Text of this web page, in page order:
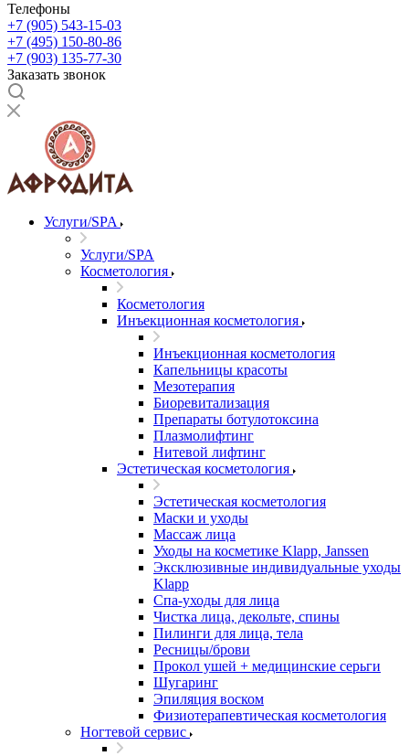
Телефоны
+7 (905) 543-15-03
+7 (495) 150-80-86
+7 (903) 135-77-30
Заказать звонок
Услуги/SPA
Услуги/SPA
Косметология
Косметология
Инъекционная косметология
Инъекционная косметология
Капельницы красоты
Мезотерапия
Биоревитализация
Препараты ботулотоксина
Плазмолифтинг
Нитевой лифтинг
Эстетическая косметология
Эстетическая косметология
Маски и уходы
Массаж лица
Уходы на косметике Klapp, Janssen
Эксклюзивные индивидуальные уходы
Klapp
Спа-уходы для лица
Чистка лица, декольте, спины
Пилинги для лица, тела
Ресницы/брови
Прокол ушей + медицинские серьги
Шугаринг
Эпиляция воском
Физиотерапевтическая косметология
Ногтевой сервис